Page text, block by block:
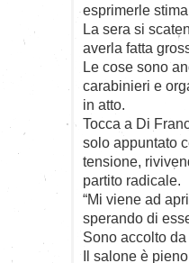
esprimerle
La sera si
averla fatta
Le cose sono
carabinieri e
in atto.
Tocca a Di
solo appuntato
tensione,
partito radicale.
“Mi viene ad
sperando di
Sono accolto da
Il salone è